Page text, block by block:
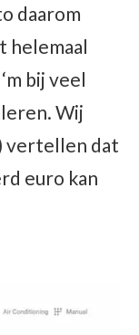
daarom
helemaal
bij veel
Wij
vertellen dat
euro kan